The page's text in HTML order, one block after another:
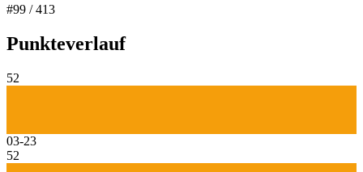
#99 /413
Punkteverlauf
52
03-23
52